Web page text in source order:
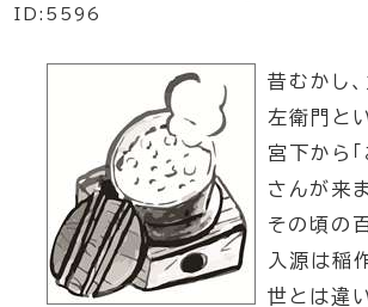
ID:5596
昔むかし
左衛門と
宮下から
さんが来ま
その頃の
入源は稲
世とは違